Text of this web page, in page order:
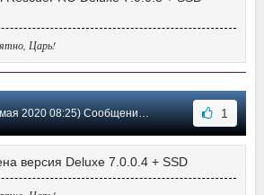
Царь!
2020 08:25) Сообщение #73 1
версия Deluxe 7.0.0.4 + SSD